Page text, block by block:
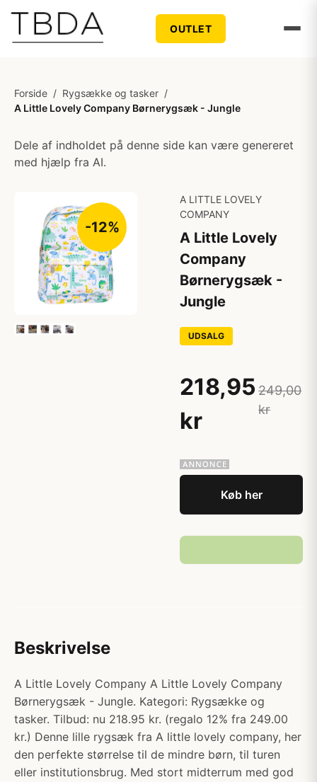
OUTLET
Forside / Rygsække og tasker /
A Little Lovely Company Børnerygsæk - Jungle
Dele af indholdet på denne side kan være genereret
med hjælp fra AI.
-12%
A LITTLE LOVELY
COMPANY
A Little Lovely
Company
Børnerygsæk -
Jungle
UDSALG
218,95
kr
249,00
kr
Køb her
Beskrivelse
A Little Lovely Company A Little Lovely Company
Børnerygsæk - Jungle. Kategori: Rygsække og
tasker. Tilbud: nu 218.95 kr. (regalo 12% fra 249.00
kr.) Denne lille rygsæk fra A little lovely company, her
den perfekte størrelse til de mindre børn, til turen
eller institutionsbrug. Med stort midterrum med god